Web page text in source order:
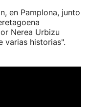
en Pamplona, junto
Nerea Urbizu
varias historias".